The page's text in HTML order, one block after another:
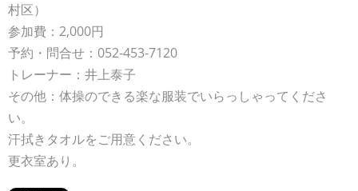
村区）
参加費：2,000円
予約・問合せ：052-453-7120
トレーナー：井上泰子
その他：体操のできる楽な服装でいらっしゃってくださ
い。
汗拭きタオルをご用意ください。
更衣室あり。